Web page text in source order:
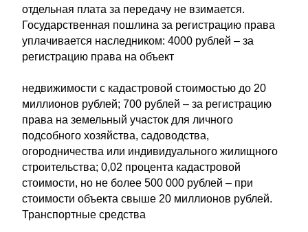
отдельная плата за передачу не взимается.
Государственная пошлина за регистрацию права
уплачивается наследником: 4000 рублей – за
регистрацию права на объект
недвижимости с кадастровой стоимостью до 20
миллионов рублей; 700 рублей – за регистрацию
права на земельный участок для личного
подсобного хозяйства, садоводства,
огородничества или индивидуального жилищного
строительства; 0,02 процента кадастровой
стоимости, но не более 500 000 рублей – при
стоимости объекта свыше 20 миллионов рублей.
Транспортные средства